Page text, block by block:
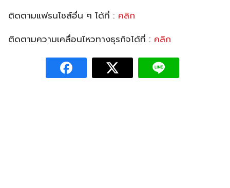
ติดตามแฟรนไชส์อื่น ๆ ได้ที่ : คลิก
ติดตามความเคลื่อนไหวทางธุรกิจได้ที่ : คลิก